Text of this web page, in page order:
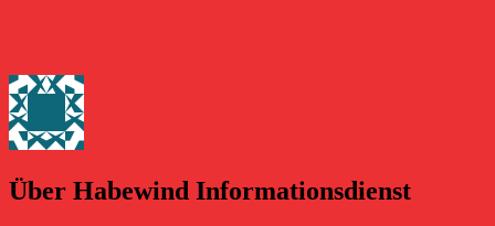
Über Habewind Informationsdienst